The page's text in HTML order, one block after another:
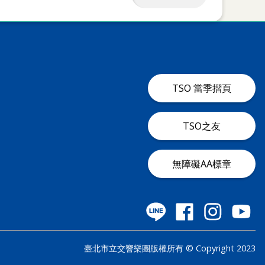
TSO 當季摺頁
TSO之友
無障礙AA標章
臺北市立交響樂團版權所有 © Copyright 2023